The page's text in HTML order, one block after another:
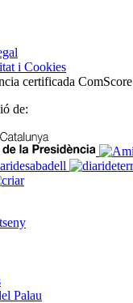
i Cookies
certificada ComScore
de: